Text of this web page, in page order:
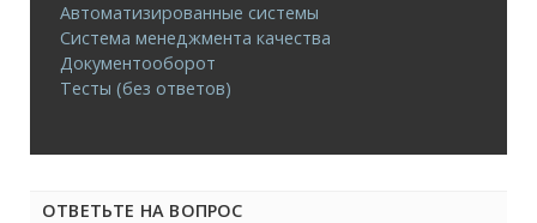
Автоматизированные системы
Система менеджмента качества
Документооборот
Тесты (без ответов)
ОТВЕТЬТЕ НА ВОПРОС